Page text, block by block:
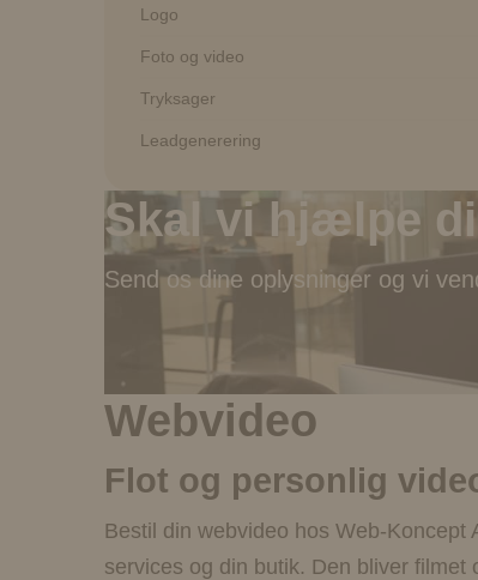
Logo
Foto og video
Tryksager
Leadgenerering
Skal vi hjælpe
Send os dine oplysninger og vi
Webvideo
Flot og personlig
Bestil din webvideo hos Web-
services og din butik. Den bliver